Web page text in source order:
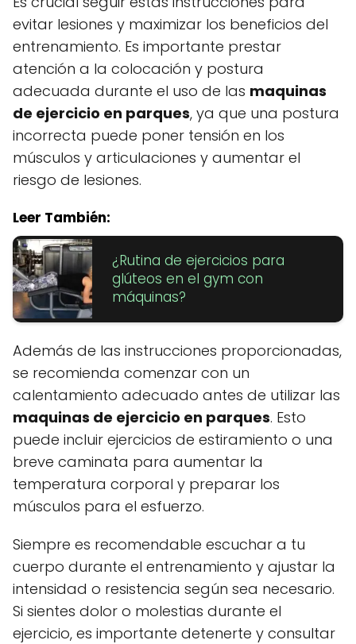
evitar lesiones y maximizar los beneficios del
entrenamiento. Es importante prestar
atención a la colocación y postura
adecuada durante el uso de las maquinas
de ejercicio en parques, ya que una postura
incorrecta puede poner tensión en los
músculos y articulaciones y aumentar el
riesgo de lesiones.
Leer También:
¿Rutina de ejercicios para
glúteos en el gym con
máquinas?
Además de las instrucciones proporcionadas,
se recomienda comenzar con un
calentamiento adecuado antes de utilizar las
maquinas de ejercicio en parques. Esto
puede incluir ejercicios de estiramiento o una
breve caminata para aumentar la
temperatura corporal y preparar los
músculos para el esfuerzo.
Siempre es recomendable escuchar a tu
cuerpo durante el entrenamiento y ajustar la
intensidad o resistencia según sea necesario.
Si sientes dolor o molestias durante el
ejercicio, es importante detenerte y consultar